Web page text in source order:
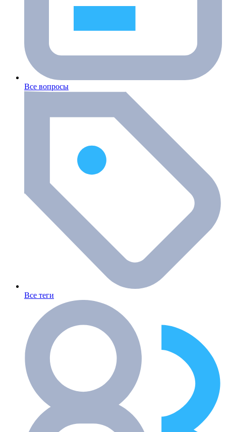
Все вопросы
Все теги